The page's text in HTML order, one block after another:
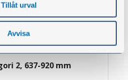
Tillåt urval
Avvisa
2, 637-920 mm